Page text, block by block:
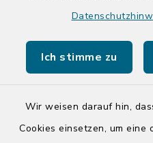
Ich stimme zu
Wir weisen darauf hin,
Cookies einsetzen, um
Tourist-Info der